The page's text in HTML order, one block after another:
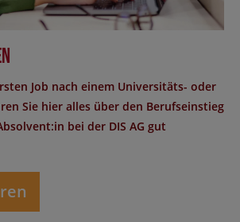
Job nach einem Universitäts- oder
Sie hier alles über den Berufseinstieg
bei der DIS AG gut